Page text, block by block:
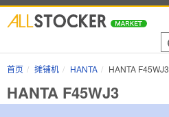
首页 摊铺机 HANTA HANTA F45WJ3
HANTA F45WJ3